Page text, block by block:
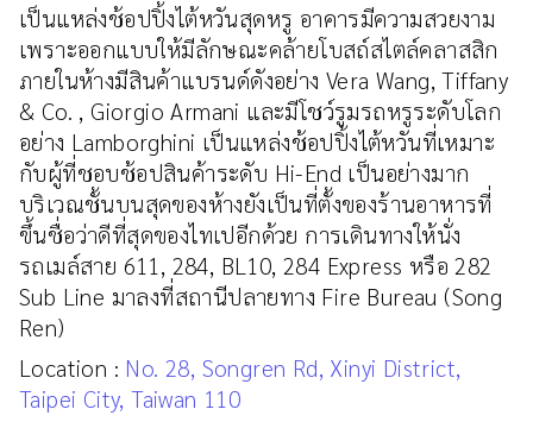
เป็นแหล่งช้อปปิ้งไต้หวันสุดหรู อาคารมีความสวยงาม
เพราะออกแบบให้มีลักษณะคล้ายโบสถ์สไตล์คลาสสิก
ภายในห้างมีสินค้าแบรนด์ดังอย่าง Vera Wang, Tiffany
& Co. , Giorgio Armani และมีโชว์รูมรถหรูระดับโลก
อย่าง Lamborghini เป็นแหล่งช้อปปิ้งไต้หวันที่เหมาะ
กับผู้ที่ชอบช้อปสินค้าระดับ Hi-End เป็นอย่างมาก
บริเวณชั้นบนสุดของห้างยังเป็นที่ตั้งของร้านอาหารที่
ขึ้นชื่อว่าดีที่สุดของไทเปอีกด้วย การเดินทางให้นั่ง
รถเมล์สาย 611, 284, BL10, 284 Express หรือ 282
Sub Line มาลงที่สถานีปลายทาง Fire Bureau (Song
Ren)
Location : No. 28, Songren Rd, Xinyi District,
Taipei City, Taiwan 110